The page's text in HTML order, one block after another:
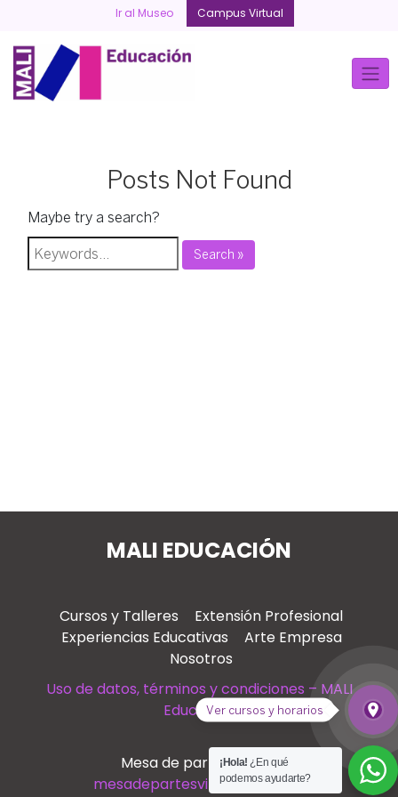
content
Ir al Museo Campus Virtual
Posts Not Found
Maybe try a search?
Search »
MALI EDUCACIÓN
Cursos y Talleres
Extensión Profesional
Experiencias Educativas
Arte Empresa
Nosotros
Uso de datos, términos y condiciones – MALI
Educación
Mesa de partes virtual
mesadepartesvirtual@mali.pe
¡Hola! ¿En qué
podemos ayudarte?
Ver
place
Ver cursos y horarios